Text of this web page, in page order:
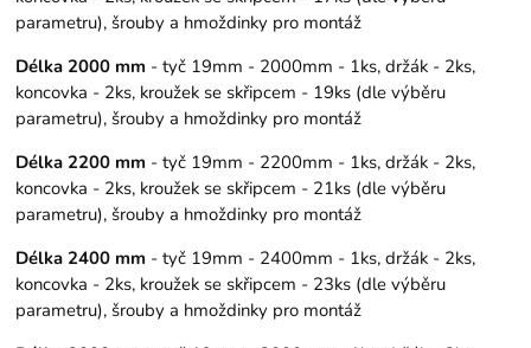
parametru), šrouby a hmoždinky pro montáž
Délka 2000 mm - tyč 19mm - 2000mm - 1ks, držák - 2ks,
koncovka - 2ks, kroužek se skřipcem - 19ks (dle výběru
parametru), šrouby a hmoždinky pro montáž
Délka 2200 mm - tyč 19mm - 2200mm - 1ks, držák - 2ks,
koncovka - 2ks, kroužek se skřipcem - 21ks (dle výběru
parametru), šrouby a hmoždinky pro montáž
Délka 2400 mm - tyč 19mm - 2400mm - 1ks, držák - 2ks,
koncovka - 2ks, kroužek se skřipcem - 23ks (dle výběru
parametru), šrouby a hmoždinky pro montáž